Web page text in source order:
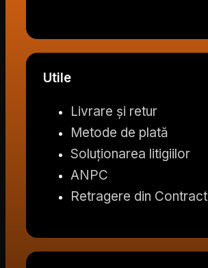
Utile
Livrare și retur
Metode de plată
Soluționarea litigiilor
ANPC
Retragere din Contract